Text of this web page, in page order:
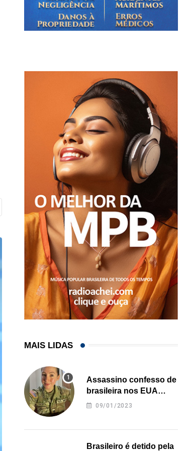
MAIS LIDAS
Assassino confesso de
brasileira nos EUA
revela onde deixou o
09/01/2023
Brasileiro é detido pela